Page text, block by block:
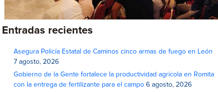
Entradas recientes
Asegura Policía Estatal de Caminos cinco armas de fuego en León
7 agosto, 2026
Gobierno de la Gente fortalece la productividad agrícola en Romita
con la entrega de fertilizante para el campo 6 agosto, 2026